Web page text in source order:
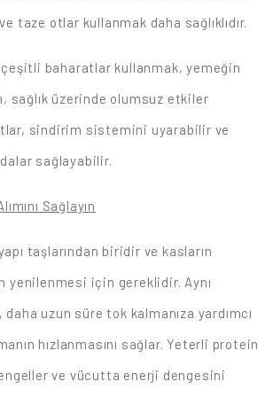
taze otlar kullanmak daha sağlıklıdır.
çeşitli baharatlar kullanmak, yemeğin
sağlık üzerinde olumsuz etkiler
sindirim sistemini uyarabilir ve
sağlayabilir.
Sağlayın
taşlarından biridir ve kasların
yenilenmesi için gereklidir. Aynı
uzun süre tok kalmanıza yardımcı
hızlanmasını sağlar. Yeterli protein
engeller ve vücutta enerji dengesini